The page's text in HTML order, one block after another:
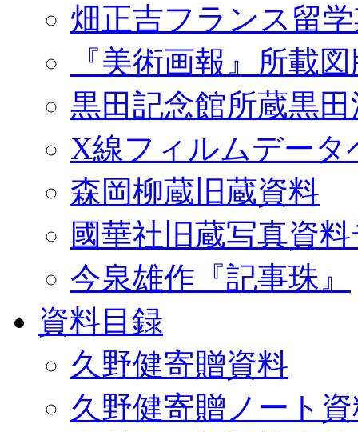
畑正吉フランス留
『美術画報』所載
黒田記念館所蔵黒
X線フィルムデータ
森岡柳蔵旧蔵資料
國華社旧蔵写真資
今泉雄作『記事珠』
資料目録
久野健寄贈資料
久野健寄贈ノート